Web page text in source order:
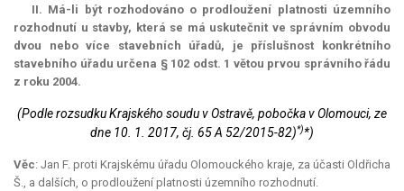
II. Má-li být rozhodováno o prodloužení platnosti územního
rozhodnutí u stavby, která se má uskutečnit ve správním obvodu
dvou nebo více stavebních úřadů, je příslušnost konkrétního
stavebního úřadu určena § 102 odst. 1 větou prvou správního řádu
z roku 2004.
(Podle rozsudku Krajského soudu v Ostravě, pobočka v Olomouci, ze
dne 10. 1. 2017, čj. 65 A 52/2015-82)*)*)
Věc: Jan F. proti Krajskému úřadu Olomouckého kraje, za účasti Oldřicha
Š., a dalších, o prodloužení platnosti územního rozhodnutí.